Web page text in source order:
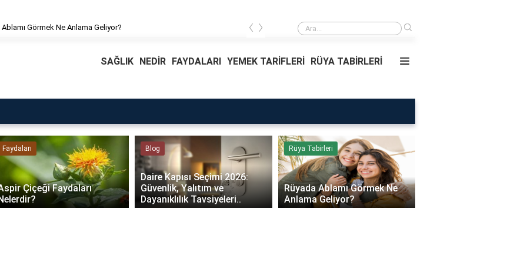
Görmek Ne Anlama Geliyor? Rüyada Ablamı Görmek Ne Anlama Geliyor?
‹ ›
SAĞLIK NEDİR FAYDALARI YEMEK TARİFLERİ RÜYA TABİRLERİ
Faydaları
Çiçeği Faydaları
Blog
Daire Kapısı Seçimi 2026:
Güvenlik, Yalıtım ve
Dayanıklılık Tavsiyeleri..
Rüya Tabirleri
Rüyada Ablamı Görmek Ne
Anlama Geliyor?